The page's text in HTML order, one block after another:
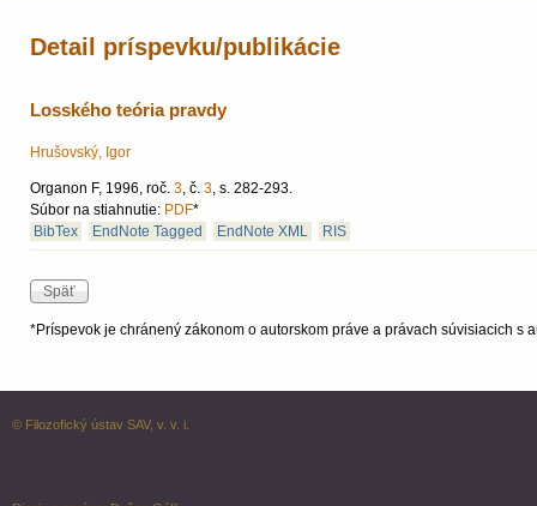
Detail príspevku/publikácie
Losského teória pravdy
Hrušovský, Igor
Organon F, 1996, roč. 3, č. 3, s. 282-293.
Súbor na stiahnutie: PDF*
BibTex
EndNote Tagged EndNote XML RIS
*Príspevok je chránený zákonom o autorskom práve a právach súvisiacich s
© Filozofický ústav SAV, v. v. i.